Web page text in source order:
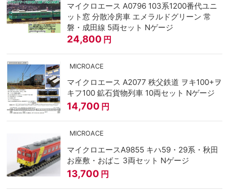
マイクロエース A0796 103系1200番代ユニ
ット窓 分散冷房車 エメラルドグリーン 常
磐・成田線 5両セット Nゲージ
24,800 円
MICROACE
マイクロエース A2077 秩父鉄道 ヲキ100+ヲ
キフ100 鉱石貨物列車 10両セット Nゲージ
14,700 円
MICROACE
マイクロエースA9855 キハ59・29系・秋田
お座敷・おばこ 3両セット Nゲージ
13,700 円